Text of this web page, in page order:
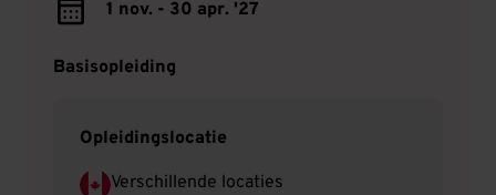
solliciteren in onder andere Mount Washington
1 nov. - 30 apr. '27
Basisopleiding
Opleidingslocatie
Verschillende locaties